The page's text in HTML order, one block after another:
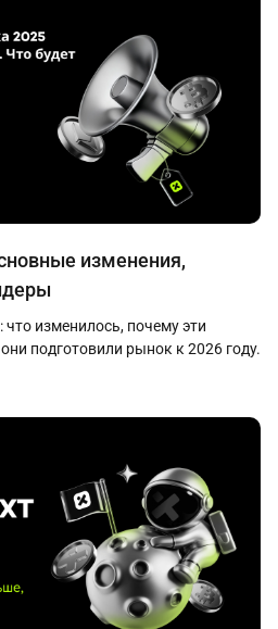
изменения,
изменилось, почему эти
подготовили рынок к 2026 году.